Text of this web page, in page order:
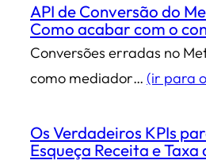
API de Conversão do
Como acabar com o
Conversões erradas no
como mediador… (ir para
Os Verdadeiros KPIs
Esqueça Receita e